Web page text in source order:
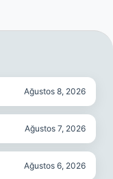
Ağustos 8, 2026
Ağustos 7, 2026
Ağustos 6, 2026